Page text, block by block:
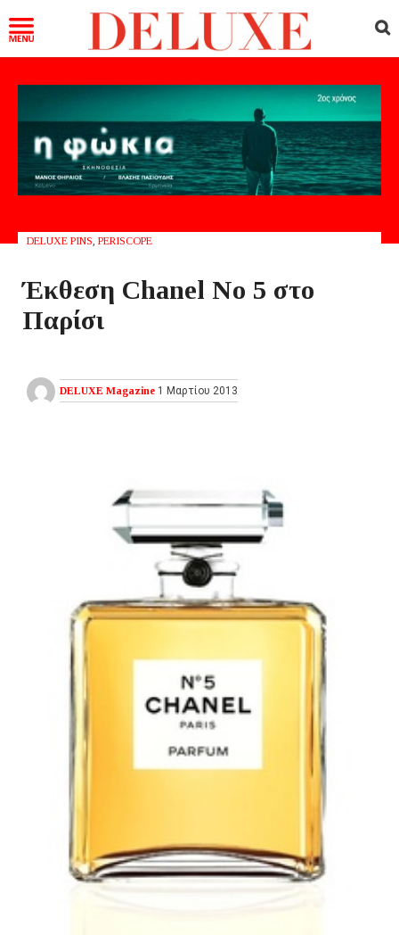
DELUXE PINS PERISCOPE
Έκθεση Chanel No 5 στο
Παρίσι
DELUXE Magazine 1 Μαρτίου 2013